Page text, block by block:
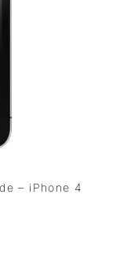
– iPhone 4